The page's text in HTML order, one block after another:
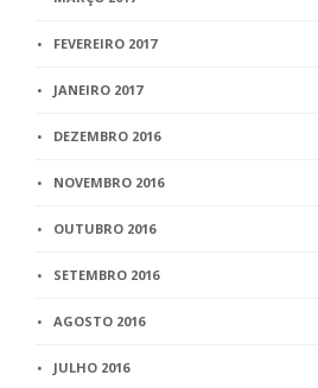
FEVEREIRO 2017
JANEIRO 2017
DEZEMBRO 2016
NOVEMBRO 2016
OUTUBRO 2016
SETEMBRO 2016
AGOSTO 2016
JULHO 2016